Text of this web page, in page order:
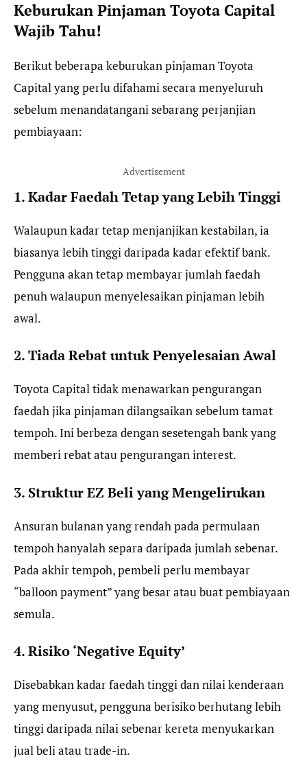
Keburukan Pinjaman Toyota Capital
Wajib Tahu!
Berikut beberapa keburukan pinjaman Toyota
Capital yang perlu difahami secara menyeluruh
sebelum menandatangani sebarang perjanjian
pembiayaan:
Advertisement
1. Kadar Faedah Tetap yang Lebih Tinggi
Walaupun kadar tetap menjanjikan kestabilan, ia
biasanya lebih tinggi daripada kadar efektif bank.
Pengguna akan tetap membayar jumlah faedah
penuh walaupun menyelesaikan pinjaman lebih
awal.
2. Tiada Rebat untuk Penyelesaian Awal
Toyota Capital tidak menawarkan pengurangan
faedah jika pinjaman dilangsaikan sebelum tamat
tempoh. Ini berbeza dengan sesetengah bank yang
memberi rebat atau pengurangan interest.
3. Struktur EZ Beli yang Mengelirukan
Ansuran bulanan yang rendah pada permulaan
tempoh hanyalah separa daripada jumlah sebenar.
Pada akhir tempoh, pembeli perlu membayar
“balloon payment” yang besar atau buat pembiayaan
semula.
4. Risiko ‘Negative Equity’
Disebabkan kadar faedah tinggi dan nilai kenderaan
yang menyusut, pengguna berisiko berhutang lebih
tinggi daripada nilai sebenar kereta menyukarkan
jual beli atau trade-in.